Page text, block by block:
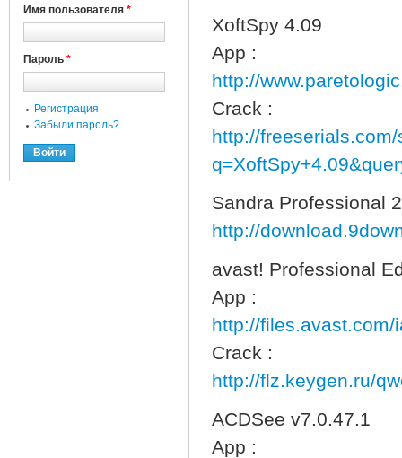
XoftSpy 4.09
App :
http://
Crack :
http://
Sandra Professional
http://
avast! Professional
App :
http://
Crack :
http://flz.keygen.ru/
ACDSee v7.0.47.1
App :
Имя пользователя *
Пароль *
Регистрация
Забыли пароль?